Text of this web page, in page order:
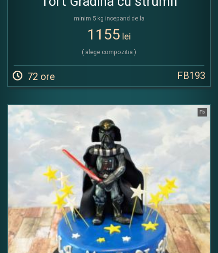
minim 5 kg incepand de la
1155 lei
( alege compozitia )
72 ore FB193
Fb